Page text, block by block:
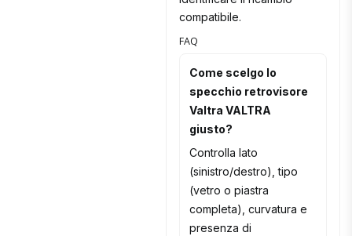
compatibile.
FAQ
Come scelgo lo
specchio retrovisore
Valtra VALTRA
giusto?
Controlla lato
(sinistro/destro), tipo
(vetro o piastra
completa), curvatura e
presenza di